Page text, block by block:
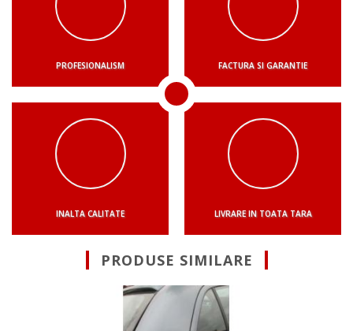
PROFESIONALISM FACTURA SI GARANTIE
INALTA CALITATE LIVRARE IN TOATA TARA
PRODUSE SIMILARE
Suna pentru Oferta!